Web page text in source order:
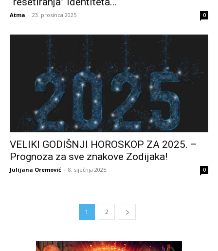
Atma - 23. prosinca 2025. 0
VELIKI GODIŠNJI HOROSKOP ZA 2025. –
Prognoza za sve znakove Zodijaka!
Julijana Oremović - 8. siječnja 2025. 0
1 2